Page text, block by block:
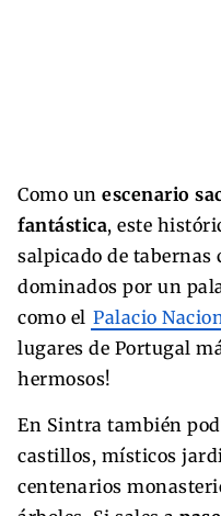
Como un escenario
fantástica, este
salpicado de tabernas
dominados por un
como el Palacio
lugares de Portugal
hermosos!
En Sintra también
castillos, místicos
centenarios